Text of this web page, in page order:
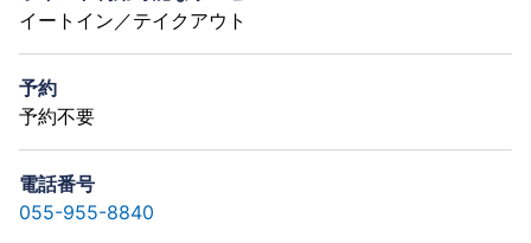
イートイン／テイクアウト
予約
予約不要
電話番号
055-955-8840